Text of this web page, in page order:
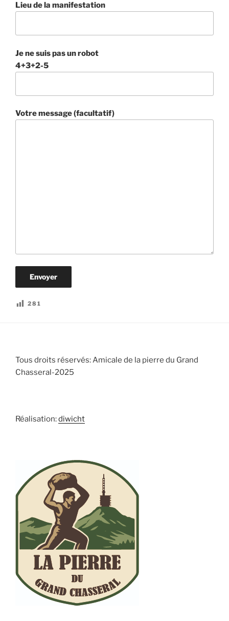
Lieu de la manifestation
Je ne suis pas un robot
4+3+2-5
Votre message (facultatif)
A
r
n
v
281
Tous droits réservés: Amicale de la pierre du Grand
Chasseral-2025
Réalisation:diwicht